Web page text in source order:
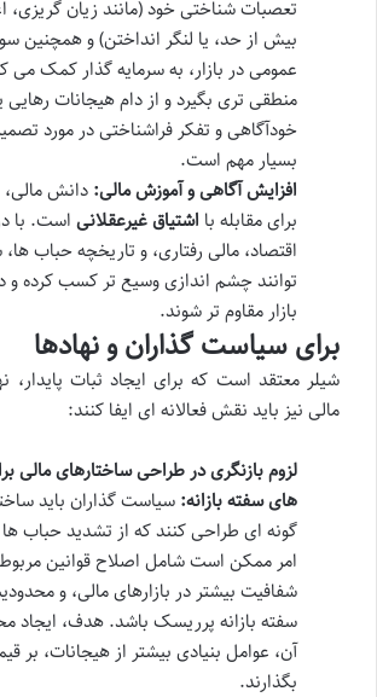
تعصبات شناختی خود (مانند زیان گریزی،
بیش از حد، یا لنگر انداختن) و همچنین
عمومی در بازار، به سرمایه گذار کمک می
منطقی تری بگیرد و از دام هیجانات رهایی
خودآگاهی و تفکر فراشناختی در مورد
بسیار مهم است.
افزایش آگاهی و آموزش مالی: دانش مالی،
برای مقابله با اشتیاق غیرعقلانی است. با
اقتصاد، مالی رفتاری، و تاریخچه حباب
توانند چشم اندازی وسیع تر کسب کرده و
بازار مقاوم تر شوند.
برای سیاست گذاران و نهادها
شیلر معتقد است که برای ایجاد ثبات پایدار،
مالی نیز باید نقش فعالانه ای ایفا کنند:
لزوم بازنگری در طراحی ساختارهای مالی
های سفته بازانه: سیاست گذاران باید
گونه ای طراحی کنند که از تشدید حباب
امر ممکن است شامل اصلاح قوانین
شفافیت بیشتر در بازارهای مالی، و
سفته بازانه پرریسک باشد. هدف، ایجاد
آن، عوامل بنیادی بیشتر از هیجانات، بر
بگذارند.